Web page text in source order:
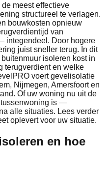
meest effectieve
structureel te verlagen.
bouwkosten opnieuw
van
integendeel. Door hogere
juist sneller terug. In dit
isoleren kost in
terugverdient en welke
voert gevelisolatie
Nijmegen, Amersfoort en
Of uw woning nu uit de
tussenwoning is —
alle situaties. Lees verder
oplevert voor uw situatie.
en hoe